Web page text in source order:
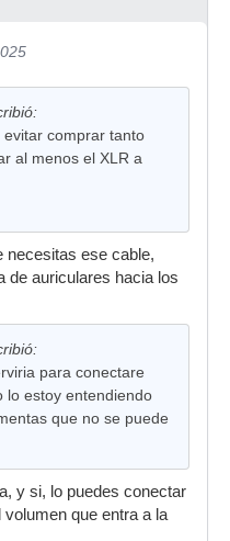
comprar tanto
al menos el XLR a
necesitas ese cable,
de auriculares hacia los
para conectare
lo estoy entendiendo
que no se puede
y si, lo puedes conectar
que entra a la